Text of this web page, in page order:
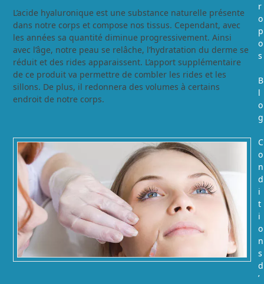
L’acide hyaluronique est une substance naturelle présente
dans notre corps et compose nos tissus. Cependant, avec
les années sa quantité diminue progressivement. Ainsi
avec l’âge, notre peau se relâche, l’hydratation du derme se
réduit et des rides apparaissent. L’apport supplémentaire
de ce produit va permettre de combler les rides et les
sillons. De plus, il redonnera des volumes à certains
endroit de notre corps.
r
o
p
o
s
B
l
o
g
C
o
n
d
i
t
i
o
n
s
d
’